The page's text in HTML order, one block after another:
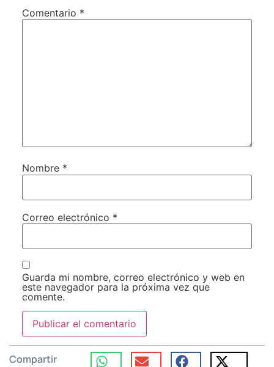
Comentario *
Nombre *
Correo electrónico *
Guarda mi nombre, correo electrónico y web en
este navegador para la próxima vez que
comente.
Compartir